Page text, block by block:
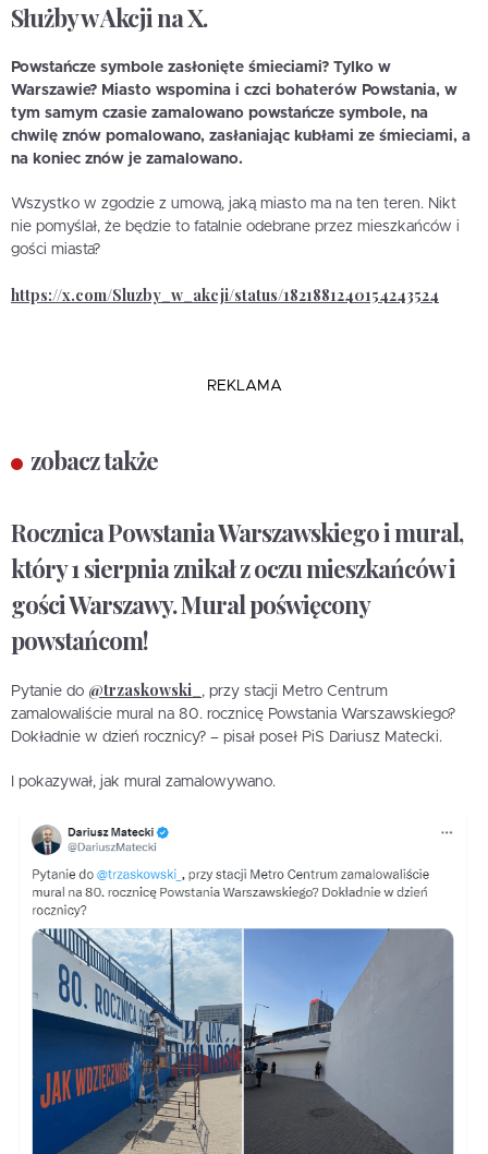
Służby w Akcji na X.
Powstańcze symbole zasłonięte śmieciami? Tylko w
Warszawie? Miasto wspomina i czci bohaterów Powstania, w
tym samym czasie zamalowano powstańcze symbole, na
chwilę znów pomalowano, zasłaniając kubłami ze śmieciami, a
na koniec znów je zamalowano.
Wszystko w zgodzie z umową, jaką miasto ma na ten teren. Nikt
nie pomyślał, że będzie to fatalnie odebrane przez mieszkańców i
gości miasta?
https://x.com/Sluzby_w_akcji/status/1821881240154243524
REKLAMA
zobacz także
Rocznica Powstania Warszawskiego i mural,
który 1 sierpnia znikał z oczu mieszkańców i
gości Warszawy. Mural poświęcony
powstańcom!
Pytanie do @trzaskowski_
, przy stacji Metro Centrum
zamalowaliście mural na 80. rocznicę Powstania Warszawskiego?
Dokładnie w dzień rocznicy? – pisał poseł PiS Dariusz Matecki.
I pokazywał, jak mural zamalowywano.